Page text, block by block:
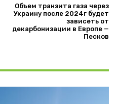
Объем транзита газа через
Украину после 2024г будет
зависеть от
декарбонизации в Европе —
Песков